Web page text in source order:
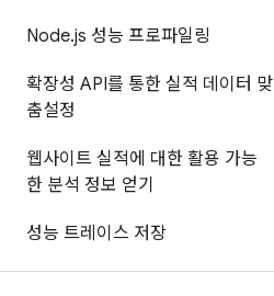
Node.js 성능 프로파일링
확장성 API를 통한 실적 데이터 맞
춤설정
웹사이트 실적에 대한 활용 가능
한 분석 정보 얻기
성능 트레이스 저장